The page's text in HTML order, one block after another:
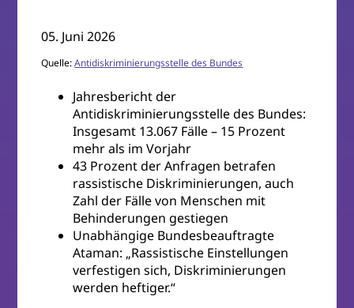
05. Juni 2026
Quelle:Antidiskriminierungsstelle des Bundes
Jahresbericht der
Antidiskriminierungsstelle des Bundes:
Insgesamt 13.067 Fälle – 15 Prozent
mehr als im Vorjahr
43 Prozent der Anfragen betrafen
rassistische Diskriminierungen, auch
Zahl der Fälle von Menschen mit
Behinderungen gestiegen
Unabhängige Bundesbeauftragte
Ataman: „Rassistische Einstellungen
verfestigen sich, Diskriminierungen
werden heftiger.“